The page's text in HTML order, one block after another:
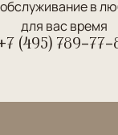
в
для вас время
(495) 789-77-